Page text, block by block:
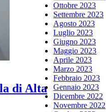
di Alta
Ottobre 2023
Settembre 2023
Agosto 2023
Luglio 2023
Giugno 2023
Maggio 2023
Aprile 2023
Marzo 2023
Febbraio 2023
Gennaio 2023
Dicembre 2022
Novembre 2022